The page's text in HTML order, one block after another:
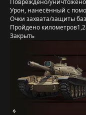
Повреждено/
Урон, нанесённый с
Очки захвата/защиты
Пройдено километров
Закрыть